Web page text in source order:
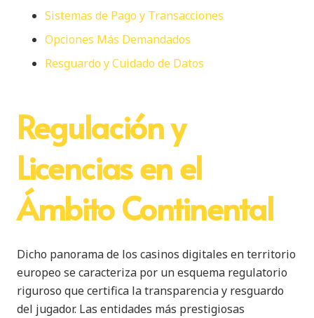
Sistemas de Pago y Transacciones
Opciones Más Demandados
Resguardo y Cuidado de Datos
Regulación y
Licencias en el
Ámbito Continental
Dicho panorama de los casinos digitales en territorio
europeo se caracteriza por un esquema regulatorio
riguroso que certifica la transparencia y resguardo
del jugador. Las entidades más prestigiosas